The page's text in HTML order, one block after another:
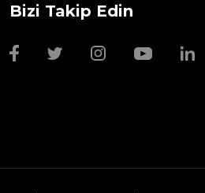
Wmf Bıçak Bileyi
Bizi Takip Edin